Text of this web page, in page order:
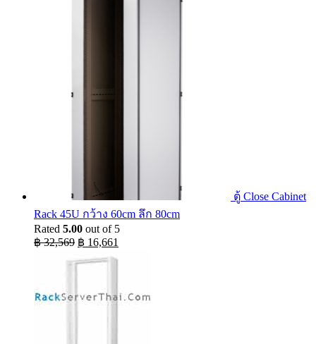
ตู้ Close Cabinet
Rack 45U กว้าง 60cm ลึก 80cm
Rated 5.00 out of 5
฿32,569 Original
was:
฿ 16,661